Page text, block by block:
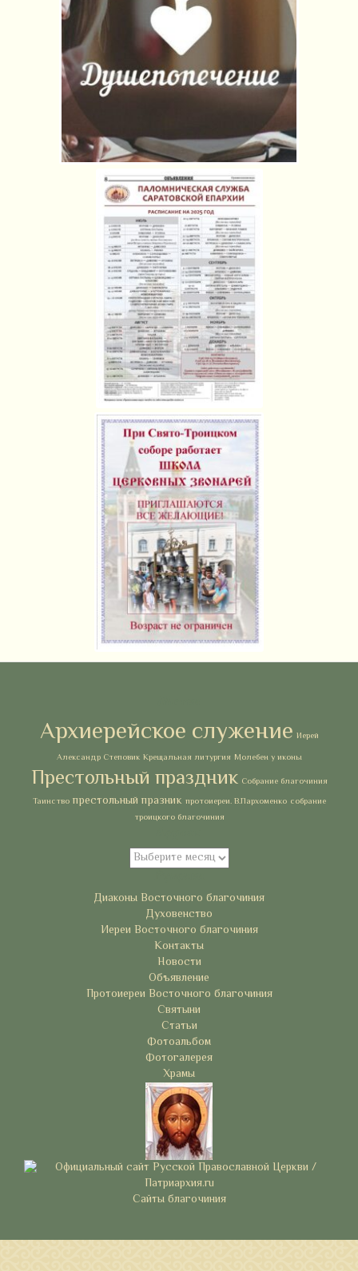
Архиерейское служение Иерей
Александр Степовик Крещальная литургия Молебен у иконы
Престольный праздник Собрание благочиния
Таинство престольный празник протоиереи. В.Пархоменко собрание
троицкого благочиния
Архивы
Диаконы Восточного благочиния
Духовенство
Иереи Восточного благочиния
Контакты
Новости
Объявление
Протоиереи Восточного благочиния
Святыни
Статьи
Фотоальбом
Фотогалерея
Храмы
Сайты благочиния